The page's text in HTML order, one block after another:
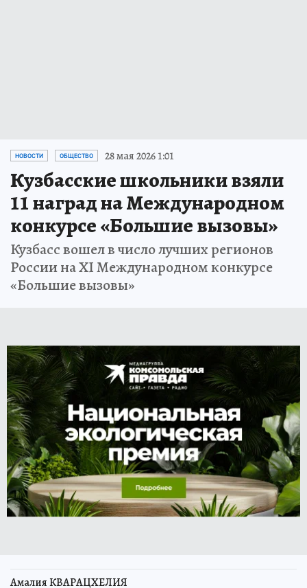
НОВОСТИ ОБЩЕСТВО 28 мая 2026 1:01
Кузбасские школьники взяли
11 наград на Международном
конкурсе «Большие вызовы»
Кузбасс вошел в число лучших регионов
России на XI Международном конкурсе
«Большие вызовы»
Амалия КВАРАЦХЕЛИЯ